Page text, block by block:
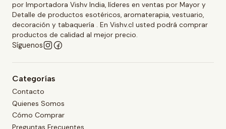
por Importadora Vishv India, líderes en ventas por Mayor y
Detalle de productos esotéricos, aromaterapia, vestuario,
decoración y tabaquería . En Vishv.cl usted podrá comprar
productos de calidad al mejor precio.
Síguenos
Categorías
Contacto
Quienes Somos
Cómo Comprar
Preguntas Frecuentes